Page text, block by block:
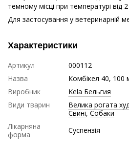
темному місці при температурі від
Для застосування у ветеринарній
Характеристики
Артикул
000112
Назва
Комбікел 40, 100
Виробник
Kela Бельгия
Види тварин
Велика рогата
Свині, Собаки
Лікарняна
форма
Суспензія